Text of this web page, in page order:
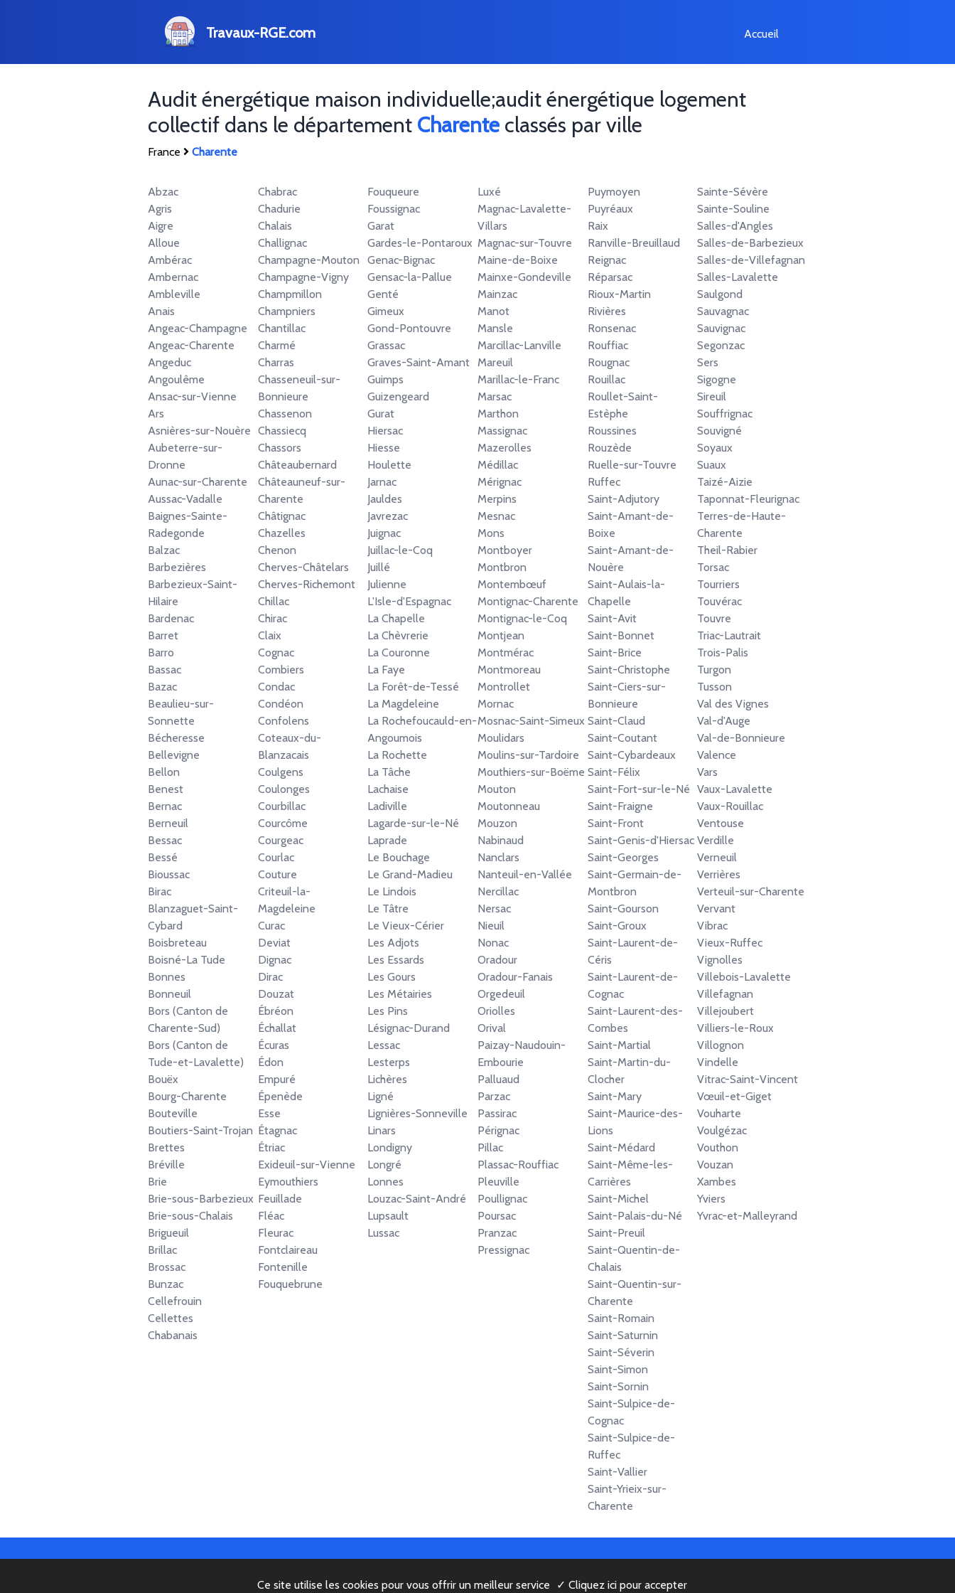
Travaux-RGE.com Accueil
Audit énergétique maison individuelle;audit énergétique logement
collectif dans le département Charente classés par ville
France Charente
Abzac
Agris
Aigre
Alloue
Ambérac
Ambernac
Ambleville
Anais
Angeac-Champagne
Angeac-Charente
Angeduc
Angoulême
Ansac-sur-Vienne
Ars
Asnières-sur-Nouère
Aubeterre-sur-
Dronne
Aunac-sur-Charente
Aussac-Vadalle
Baignes-Sainte-
Radegonde
Balzac
Barbezières
Barbezieux-Saint-
Hilaire
Bardenac
Barret
Barro
Bassac
Bazac
Beaulieu-sur-
Sonnette
Bécheresse
Bellevigne
Bellon
Benest
Bernac
Berneuil
Bessac
Bessé
Bioussac
Birac
Blanzaguet-Saint-
Cybard
Boisbreteau
Boisné-La Tude
Bonnes
Bonneuil
Bors (Canton de
Charente-Sud)
Bors (Canton de
Tude-et-Lavalette)
Bouëx
Bourg-Charente
Bouteville
Boutiers-Saint-Trojan
Brettes
Bréville
Brie
Brie-sous-Barbezieux
Brie-sous-Chalais
Brigueuil
Brillac
Brossac
Bunzac
Cellefrouin
Cellettes
Chabanais
Chabrac
Chadurie
Chalais
Challignac
Champagne-Mouton
Champagne-Vigny
Champmillon
Champniers
Chantillac
Charmé
Charras
Chasseneuil-sur-
Bonnieure
Chassenon
Chassiecq
Chassors
Châteaubernard
Châteauneuf-sur-
Charente
Châtignac
Chazelles
Chenon
Cherves-Châtelars
Cherves-Richemont
Chillac
Chirac
Claix
Cognac
Combiers
Condac
Condéon
Confolens
Coteaux-du-
Blanzacais
Coulgens
Coulonges
Courbillac
Courcôme
Courgeac
Courlac
Couture
Criteuil-la-
Magdeleine
Curac
Deviat
Dignac
Dirac
Douzat
Ébréon
Échallat
Écuras
Édon
Empuré
Épenède
Esse
Étagnac
Étriac
Exideuil-sur-Vienne
Eymouthiers
Feuillade
Fléac
Fleurac
Fontclaireau
Fontenille
Fouquebrune
Fouqueure
Foussignac
Garat
Gardes-le-Pontaroux
Genac-Bignac
Gensac-la-Pallue
Genté
Gimeux
Gond-Pontouvre
Grassac
Graves-Saint-Amant
Guimps
Guizengeard
Gurat
Hiersac
Hiesse
Houlette
Jarnac
Jauldes
Javrezac
Juignac
Juillac-le-Coq
Juillé
Julienne
L'Isle-d'Espagnac
La Chapelle
La Chèvrerie
La Couronne
La Faye
La Forêt-de-Tessé
La Magdeleine
La Rochefoucauld-en-
Angoumois
La Rochette
La Tâche
Lachaise
Ladiville
Lagarde-sur-le-Né
Laprade
Le Bouchage
Le Grand-Madieu
Le Lindois
Le Tâtre
Le Vieux-Cérier
Les Adjots
Les Essards
Les Gours
Les Métairies
Les Pins
Lésignac-Durand
Lessac
Lesterps
Lichères
Ligné
Lignières-Sonneville
Linars
Londigny
Longré
Lonnes
Louzac-Saint-André
Lupsault
Lussac
Luxé
Magnac-Lavalette-
Villars
Magnac-sur-Touvre
Maine-de-Boixe
Mainxe-Gondeville
Mainzac
Manot
Mansle
Marcillac-Lanville
Mareuil
Marillac-le-Franc
Marsac
Marthon
Massignac
Mazerolles
Médillac
Mérignac
Merpins
Mesnac
Mons
Montboyer
Montbron
Montembœuf
Montignac-Charente
Montignac-le-Coq
Montjean
Montmérac
Montmoreau
Montrollet
Mornac
Mosnac-Saint-Simeux
Moulidars
Moulins-sur-Tardoire
Mouthiers-sur-Boëme
Mouton
Moutonneau
Mouzon
Nabinaud
Nanclars
Nanteuil-en-Vallée
Nercillac
Nersac
Nieuil
Nonac
Oradour
Oradour-Fanais
Orgedeuil
Oriolles
Orival
Paizay-Naudouin-
Embourie
Palluaud
Parzac
Passirac
Pérignac
Pillac
Plassac-Rouffiac
Pleuville
Poullignac
Poursac
Pranzac
Pressignac
Puymoyen
Puyréaux
Raix
Ranville-Breuillaud
Reignac
Réparsac
Rioux-Martin
Rivières
Ronsenac
Rouffiac
Rougnac
Rouillac
Roullet-Saint-
Estèphe
Roussines
Rouzède
Ruelle-sur-Touvre
Ruffec
Saint-Adjutory
Saint-Amant-de-
Boixe
Saint-Amant-de-
Nouère
Saint-Aulais-la-
Chapelle
Saint-Avit
Saint-Bonnet
Saint-Brice
Saint-Christophe
Saint-Ciers-sur-
Bonnieure
Saint-Claud
Saint-Coutant
Saint-Cybardeaux
Saint-Félix
Saint-Fort-sur-le-Né
Saint-Fraigne
Saint-Front
Saint-Genis-d'Hiersac
Saint-Georges
Saint-Germain-de-
Montbron
Saint-Gourson
Saint-Groux
Saint-Laurent-de-
Céris
Saint-Laurent-de-
Cognac
Saint-Laurent-des-
Combes
Saint-Martial
Saint-Martin-du-
Clocher
Saint-Mary
Saint-Maurice-des-
Lions
Saint-Médard
Saint-Même-les-
Carrières
Saint-Michel
Saint-Palais-du-Né
Saint-Preuil
Saint-Quentin-de-
Chalais
Saint-Quentin-sur-
Charente
Saint-Romain
Saint-Saturnin
Saint-Séverin
Saint-Simon
Saint-Sornin
Saint-Sulpice-de-
Cognac
Saint-Sulpice-de-
Ruffec
Saint-Vallier
Saint-Yrieix-sur-
Charente
Sainte-Sévère
Sainte-Souline
Salles-d'Angles
Salles-de-Barbezieux
Salles-de-Villefagnan
Salles-Lavalette
Saulgond
Sauvagnac
Sauvignac
Segonzac
Sers
Sigogne
Sireuil
Souffrignac
Souvigné
Soyaux
Suaux
Taizé-Aizie
Taponnat-Fleurignac
Terres-de-Haute-
Charente
Theil-Rabier
Torsac
Tourriers
Touvérac
Touvre
Triac-Lautrait
Trois-Palis
Turgon
Tusson
Val des Vignes
Val-d'Auge
Val-de-Bonnieure
Valence
Vars
Vaux-Lavalette
Vaux-Rouillac
Ventouse
Verdille
Verneuil
Verrières
Verteuil-sur-Charente
Vervant
Vibrac
Vieux-Ruffec
Vignolles
Villebois-Lavalette
Villefagnan
Villejoubert
Villiers-le-Roux
Villognon
Vindelle
Vitrac-Saint-Vincent
Vœuil-et-Giget
Vouharte
Voulgézac
Vouthon
Vouzan
Xambes
Yviers
Yvrac-et-Malleyrand
Ce site utilise les cookies pour vous offrir un meilleur service ✓ Cliquez ici pour accepter